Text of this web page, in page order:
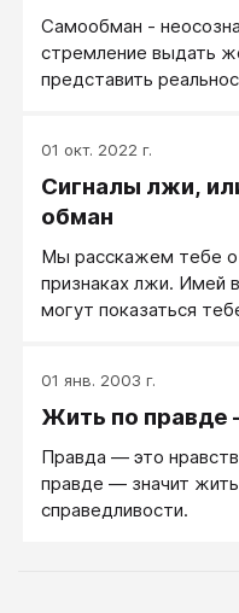
Самообман -
стремление выдать
представить
01 окт. 2022 г.
Сигналы лжи,
обман
Мы расскажем тебе
признаках лжи. Имей
могут показаться
уверенно — значит,
«народные» признаки
пользуются
01 янв. 2003 г.
Жить по правде
Правда — это
правде — значит
справедливости.